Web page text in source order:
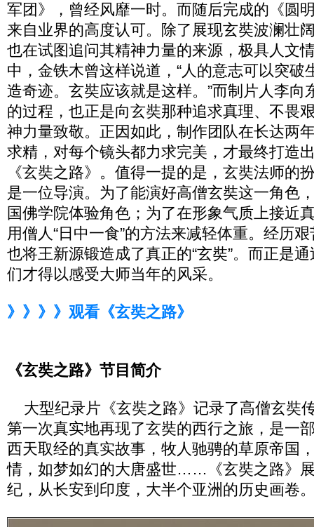
军团》，曾经风靡一时。而随后完成的《圆
来自业界的高度认可。除了展现玄奘波澜壮
也在试图追问其精神力量的来源，极具人文
中，金铁木曾这样说道，“人的意志可以突破
造奇迹。玄奘应该就是这样。”而制片人李向
的过程，也正是向玄奘那种追求真理、不畏
神力量致敬。正因如此，制作团队在长达两
求精，对每个镜头都力求完美，才最终打造
《玄奘之路》。值得一提的是，玄奘法师的
是一位导演。为了能演好高僧玄奘这一角色
国佛学院体验角色；为了在形象气质上接近
用僧人“日中一食”的方法来减轻体重。经历
也将王新源锻造成了真正的“玄奘”。而正是
们才得以感受大师当年的风采。
》》》》观看《玄奘之路》
《玄奘之路》节目简介
大型纪录片《玄奘之路》记录了高僧玄奘
第一次真实地再现了玄奘的西行之旅，是一
西天取经的真实故事，牧人驰骋的草原帝国
情，如梦如幻的大唐盛世……《玄奘之路》
纪，从长安到印度，大半个亚洲的历史画卷